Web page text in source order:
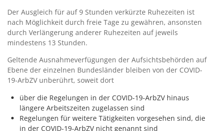
Der Ausgleich für auf 9 Stunden verkürzte Ruhezeiten ist
nach Möglichkeit durch freie Tage zu gewähren, ansonsten
durch Verlängerung anderer Ruhezeiten auf jeweils
mindestens 13 Stunden.
Geltende Ausnahmeverfügungen der Aufsichtsbehörden auf
Ebene der einzelnen Bundesländer bleiben von der COVID-
19-ArbZV unberührt, soweit dort
über die Regelungen in der COVID-19-ArbZV hinaus
längere Arbeitszeiten zugelassen sind
Regelungen für weitere Tätigkeiten vorgesehen sind, die
in der COVID-19-ArbZV nicht genannt sind